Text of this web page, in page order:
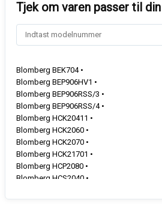
Blomberg BEK704 •
Blomberg BEP906HV1 •
Blomberg BEP906RSS/3 •
Blomberg BEP906RSS/4 •
Blomberg HCK20411 •
Blomberg HCK2060 •
Blomberg HCK2070 •
Blomberg HCK21701 •
Blomberg HCP2080 •
Blomberg HCS2040 •
Blomberg KAN43w1n1 •